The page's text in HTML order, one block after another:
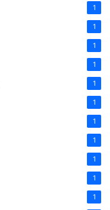
1
1
1
1
1
1
1
1
1
1
1